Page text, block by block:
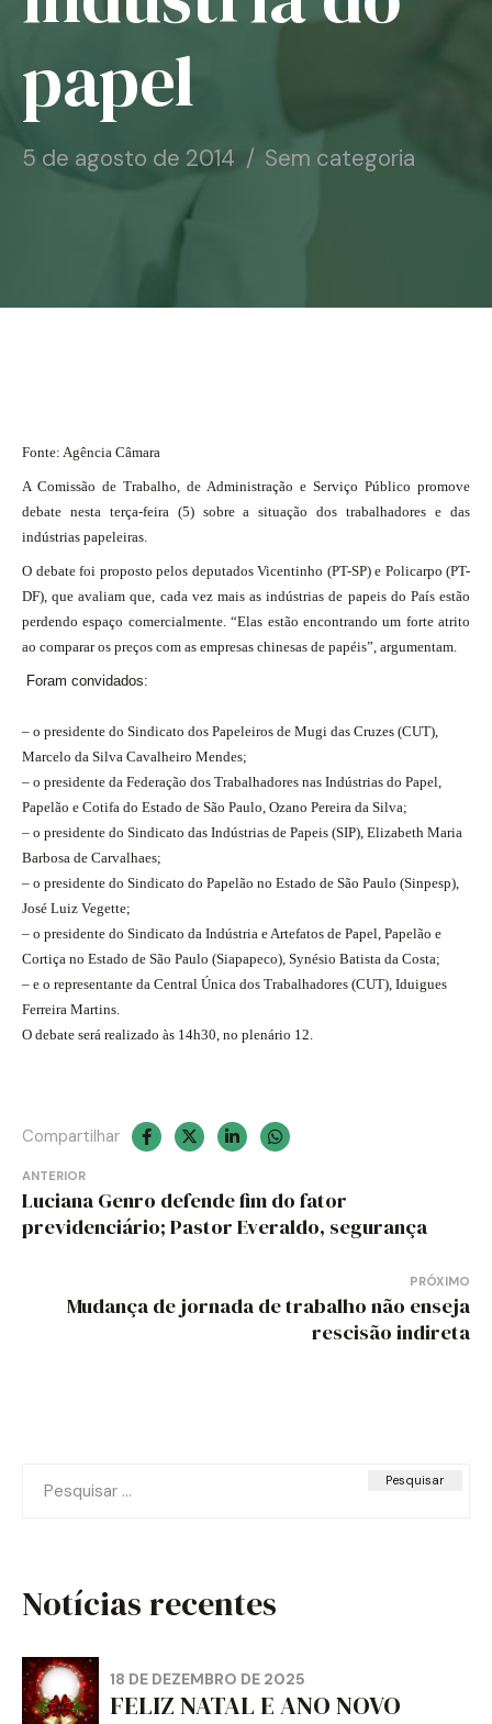
Notícias
Associe-se
papel
5 de agosto de 2014 Sem categoria
Fonte: Agência Câmara
A Comissão de Trabalho, de Administração e Serviço Público promove
debate nesta terça-feira (5) sobre a situação dos trabalhadores e das
indústrias papeleiras.
O debate foi proposto pelos deputados Vicentinho (PT-SP) e Policarpo (PT-
DF), que avaliam que, cada vez mais as indústrias de papeis do País estão
perdendo espaço comercialmente. “Elas estão encontrando um forte atrito
ao comparar os preços com as empresas chinesas de papéis”, argumentam.
Foram convidados:
– o presidente do Sindicato dos Papeleiros de Mugi das Cruzes (CUT),
Marcelo da Silva Cavalheiro Mendes;
– o presidente da Federação dos Trabalhadores nas Indústrias do Papel,
Papelão e Cotifa do Estado de São Paulo, Ozano Pereira da Silva;
– o presidente do Sindicato das Indústrias de Papeis (SIP), Elizabeth Maria
Barbosa de Carvalhaes;
– o presidente do Sindicato do Papelão no Estado de São Paulo (Sinpesp),
José Luiz Vegette;
– o presidente do Sindicato da Indústria e Artefatos de Papel, Papelão e
Cortiça no Estado de São Paulo (Siapapeco), Synésio Batista da Costa;
– e o representante da Central Única dos Trabalhadores (CUT), Iduigues
Ferreira Martins.
O debate será realizado às 14h30, no plenário 12.
Compartilhar
Navegação
de
ANTERIOR
Luciana Genro defende fim do fator
previdenciário; Pastor Everaldo, segurança
PRÓXIMO
Mudança de jornada de trabalho não enseja
rescisão indireta
por:
Notícias recentes
18 DE DEZEMBRO DE 2025
FELIZ NATAL E ANO NOVO